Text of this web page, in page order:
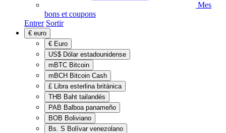
Mes
bons et coupons
Entrer Sortir
€ euro
€ Euro
US$ Dólar estadounidense
mBTC Bitcoin
mBCH Bitcoin Cash
£ Libra esterlina británica
THB Baht tailandés
PAB Balboa panameño
BOB Boliviano
Bs. S Bolívar venezolano